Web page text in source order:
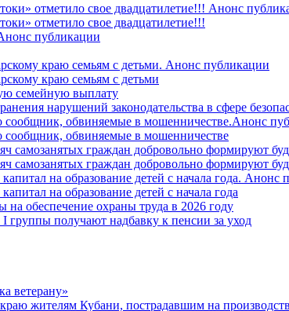
отметило свое двадцатилетие!!! Анонс
отметило свое двадцатилетие!!!
публикации
краю семьям с детьми. Анонс публикации
краю семьям с детьми
семейную выплату
нарушений законодательства в сфере
обвиняемые в мошенничестве.Анонс
обвиняемые в мошенничестве
самозанятых граждан добровольно формируют
самозанятых граждан добровольно формируют
на образование детей с начала года. Анонс
на образование детей с начала года
на обеспечение охраны труда в 2026 году
группы получают надбавку к пенсии за уход
ветерану»
жителям Кубани, пострадавшим на